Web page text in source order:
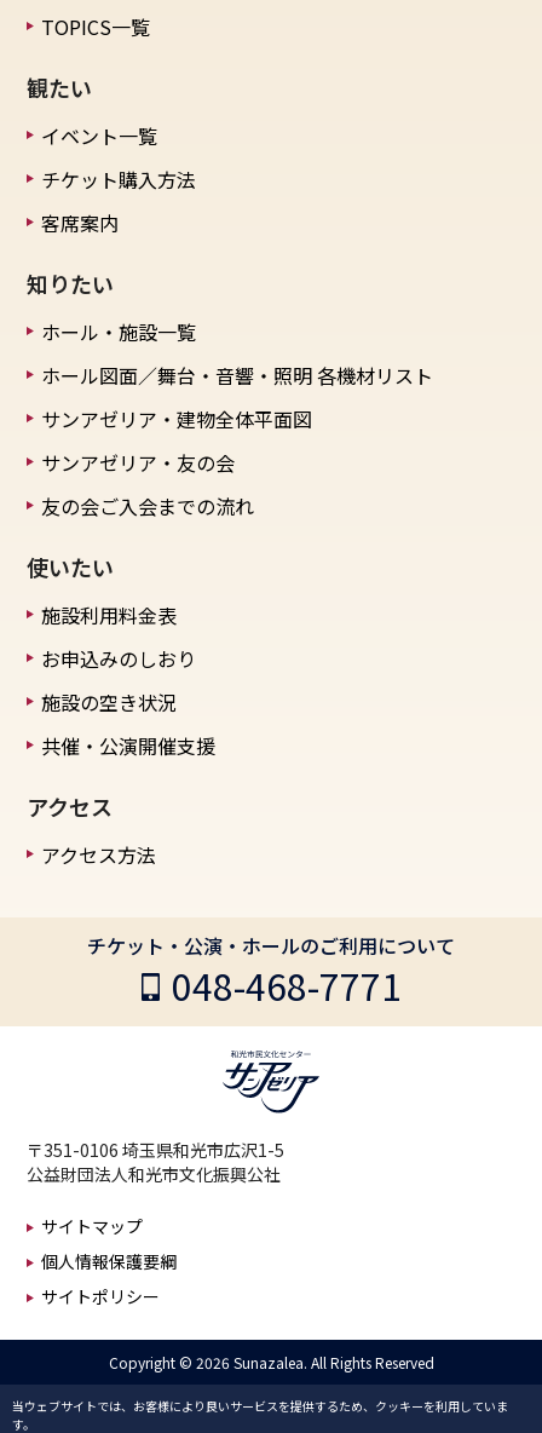
当ウェブサイトでは、お客様により良いサービスを提供するため、クッキーを利用していま
す。
TOPICS一覧
観たい
イベント一覧
チケット購入方法
客席案内
知りたい
ホール・施設一覧
ホール図面／舞台・音響・照明各機材リスト
サンアゼリア・建物全体平面図
サンアゼリア・友の会
友の会ご入会までの流れ
使いたい
施設利用料金表
お申込みのしおり
施設の空き状況
共催・公演開催支援
アクセス
アクセス方法
チケット・公演・ホールのご利用について
048-468-7771
〒351-0106 埼玉県和光市広沢1-5
公益財団法人和光市文化振興公社
サイトマップ
個人情報保護要綱
サイトポリシー
Copyright © 2026 Sunazalea. All Rights Reserved